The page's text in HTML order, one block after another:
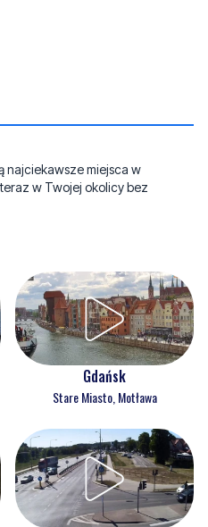
najciekawsze miejsca w
w Twojej okolicy bez
Gdańsk
Stare Miasto, Motława